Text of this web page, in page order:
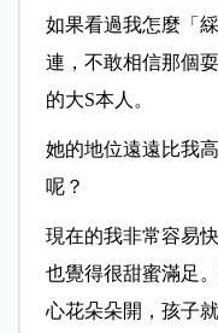
如果看過我怎麼「
連，不敢相信那個
的大S本人。
她的地位遠遠比我
呢？
現在的我非常容易
也覺得很甜蜜滿足
心花朵朵開，孩子